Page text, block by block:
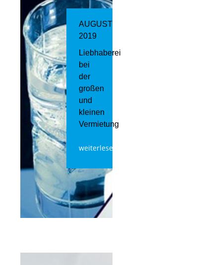
AUGUST
2019
Liebhaberei
bei
der
großen
und
kleinen
Vermietung
weiterlesen